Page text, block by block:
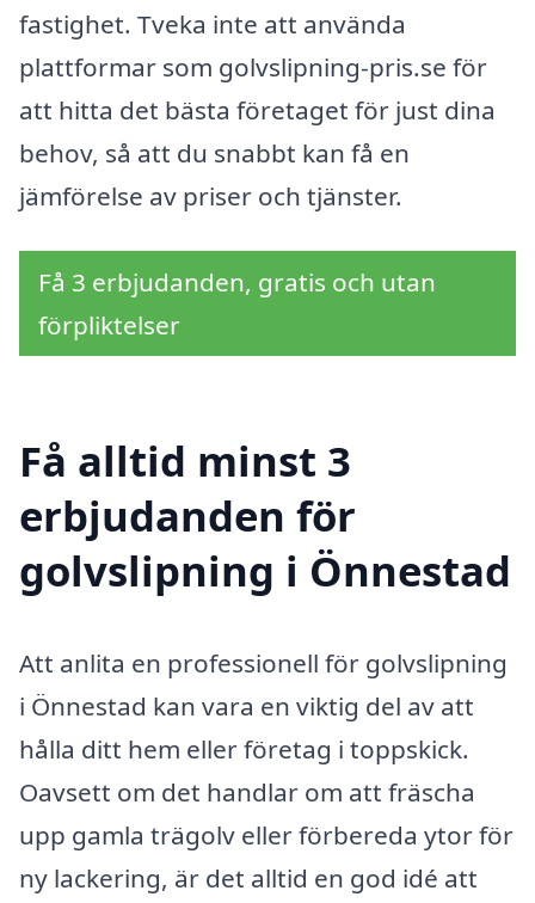
fastighet. Tveka inte att använda
plattformar som golvslipning-pris.se för
att hitta det bästa företaget för just dina
behov, så att du snabbt kan få en
jämförelse av priser och tjänster.
Få 3 erbjudanden, gratis och utan
förpliktelser
Få alltid minst 3
erbjudanden för
golvslipning i Önnestad
Att anlita en professionell för golvslipning
i Önnestad kan vara en viktig del av att
hålla ditt hem eller företag i toppskick.
Oavsett om det handlar om att fräscha
upp gamla trägolv eller förbereda ytor för
ny lackering, är det alltid en god idé att